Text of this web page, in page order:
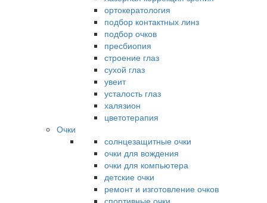
ортокератология
подбор контактных линз
подбор очков
пресбиопия
строение глаз
сухой глаз
увеит
усталость глаз
халязион
цветотерапия
Очки
солнцезащитные очки
очки для вождения
очки для компьютера
детские очки
ремонт и изготовление очков